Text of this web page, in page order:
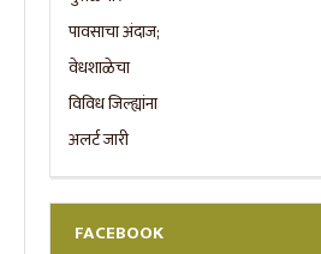
FACEBOOK